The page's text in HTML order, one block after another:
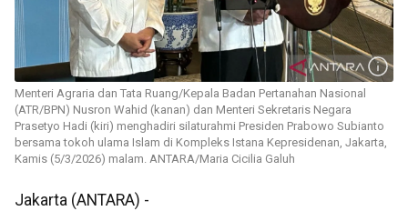
Menteri Agraria dan Tata Ruang/Kepala Badan Pertanahan Nasional
(ATR/BPN) Nusron Wahid (kanan) dan Menteri Sekretaris Negara
Prasetyo Hadi (kiri) menghadiri silaturahmi Presiden Prabowo Subianto
bersama tokoh ulama Islam di Kompleks Istana Kepresidenan, Jakarta,
Kamis (5/3/2026) malam. ANTARA/Maria Cicilia Galuh
Jakarta (ANTARA) -